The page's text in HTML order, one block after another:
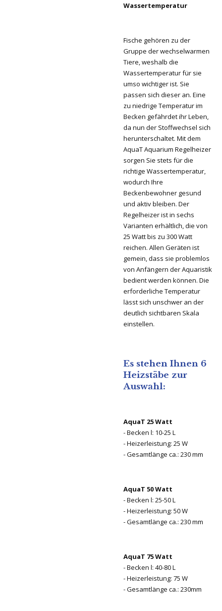
Wassertemperatur
Fische gehören zu der
Gruppe der wechselwarmen
Tiere, weshalb die
Wassertemperatur für sie
umso wichtiger ist. Sie
passen sich dieser an. Eine
zu niedrige Temperatur im
Becken gefährdet ihr Leben,
da nun der Stoffwechsel sich
herunterschaltet. Mit dem
AquaT Aquarium Regelheizer
sorgen Sie stets für die
richtige Wassertemperatur,
wodurch Ihre
Beckenbewohner gesund
und aktiv bleiben. Der
Regelheizer ist in sechs
Varianten erhältlich, die von
25 Watt bis zu 300 Watt
reichen. Allen Geräten ist
gemein, dass sie problemlos
von Anfängern der Aquaristik
bedient werden können. Die
erforderliche Temperatur
lässt sich unschwer an der
deutlich sichtbaren Skala
einstellen.
Es stehen Ihnen 6
Heizstäbe zur
Auswahl:
AquaT 25 Watt
- Becken l: 10-25 L
- Heizerleistung: 25 W
- Gesamtlänge ca.: 230 mm
AquaT 50 Watt
- Becken l: 25-50 L
- Heizerleistung: 50 W
- Gesamtlänge ca.: 230 mm
AquaT 75 Watt
- Becken l: 40-80 L
- Heizerleistung: 75 W
- Gesamtlänge ca.: 230mm